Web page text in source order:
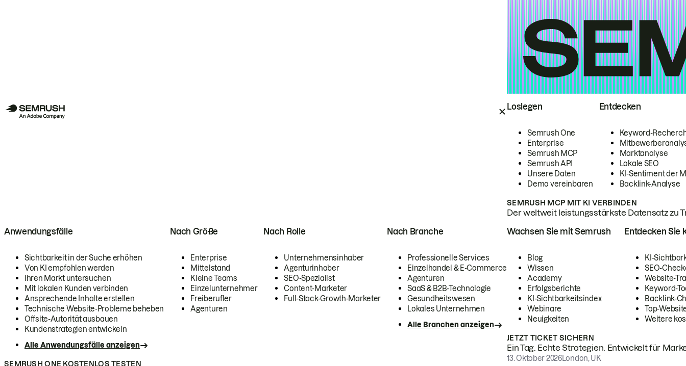
Loslegen
Semrush One
Enterprise
Semrush MCP
Semrush API
Unsere Daten
Demo vereinbaren
Entdecken
Keyword-
Marktanalyse
Lokale SEO
KI-Sentiment der
Backlink-Analyse
SEMRUSH MCP MIT KI VERBINDEN
Der weltweit leistungsstärkste Datensatz zu
Anwendungsfälle
Sichtbarkeit in der Suche erhöhen
Von KI empfohlen werden
Ihren Markt untersuchen
Mit lokalen Kunden verbinden
Ansprechende Inhalte erstellen
Technische Website-Probleme beheben
Offsite-Autorität ausbauen
Kundenstrategien entwickeln
Alle Anwendungsfälle anzeigen
Nach Größe
Enterprise
Mittelstand
Kleine Teams
Einzelunternehmer
Freiberufler
Agenturen
Nach Rolle
Unternehmensinhaber
Agenturinhaber
SEO-Spezialist
Content-Marketer
Full-Stack-Growth-Marketer
Nach Branche
Professionelle Services
Einzelhandel & E-Commerce
Agenturen
SaaS & B2B-Technologie
Gesundheitswesen
Lokales Unternehmen
Alle Branchen anzeigen
SEMRUSH ONE KOSTENLOS TESTEN
Wachsen Sie mit Semrush
Blog
Wissen
Academy
Erfolgsberichte
KI-Sichtbarkeitsindex
Webinare
Neuigkeiten
Entdecken Sie
KI-
SEO-
Website-
Keyword-
Backlink-
Top-
Weitere
JETZT TICKET SICHERN
Ein Tag. Echte Strategien. Entwickelt für
13. Oktober 2026London, UK